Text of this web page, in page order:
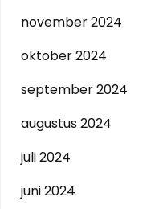
november 2024
oktober 2024
september 2024
augustus 2024
juli 2024
juni 2024